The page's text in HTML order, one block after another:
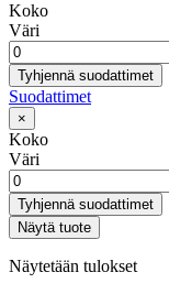
Koko
Väri
Tyhjennä suodattimet
Suodattimet
×
Koko
Väri
Tyhjennä suodattimet
Näytä tuote
Näytetään tulokset